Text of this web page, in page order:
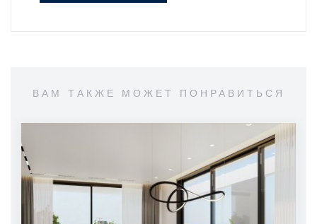
ВАМ ТАКЖЕ МОЖЕТ ПОНРАВИТЬСЯ